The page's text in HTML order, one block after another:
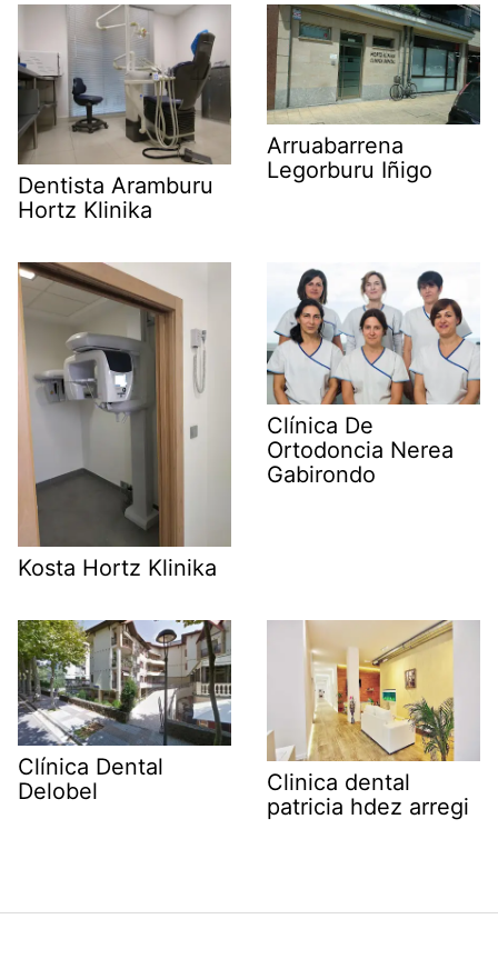
Dentista Aramburu
Hortz Klinika
Arruabarrena
Legorburu Iñigo
Kosta Hortz Klinika
Clínica De
Ortodoncia Nerea
Gabirondo
Clínica Dental
Delobel
Clinica dental
patricia hdez arregi